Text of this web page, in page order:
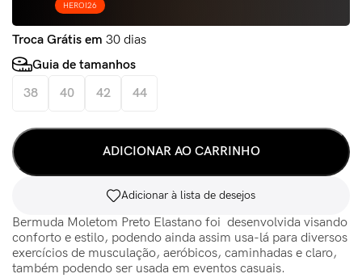
HEROI26
Troca Grátis em 30 dias
Guia de tamanhos
38
40 42 44
ADICIONAR AO CARRINHO
Adicionar à lista de desejos
Bermuda Moletom Preto Elastano foi desenvolvida visando
conforto e estilo, podendo ainda assim usa-lá para diversos
exercícios de musculação, aeróbicos, caminhadas e claro,
também podendo ser usada em eventos casuais.